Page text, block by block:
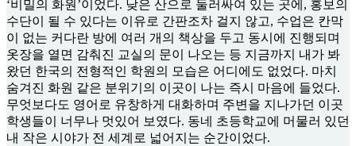
‘비밀의 화원’이었다. 낮은 산으로 둘러싸여 있는 곳에, 홍보의
수단이 될 수 있다는 이유로 간판조차 걸지 않고, 수업은 칸막
이 없는 커다란 방에 여러 개의 책상을 두고 동시에 진행되며
옷장을 열면 감춰진 교실의 문이 나오는 등 지금까지 내가 봐
왔던 한국의 전형적인 학원의 모습은 어디에도 없었다. 마치
숨겨진 화원 같은 분위기의 이곳이 나는 즉시 마음에 들었다.
무엇보다도 영어로 유창하게 대화하며 주변을 지나가던 이곳
학생들이 너무나 멋있어 보였다. 동네 초등학교에 머물러 있던
내 작은 시야가 전 세계로 넓어지는 순간이었다.